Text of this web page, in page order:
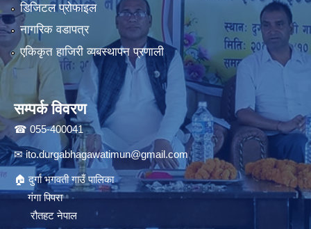
डिजिटल प्रोफाइल
नागरिक वडापत्र
एकिकृत हाजिरी व्यबस्थापन प्रणाली
सम्पर्क विवरण
☎ 055-400041
✉ito.durgabhagawatimun@gmail.com
🏠 दुर्गा भगवती गाउँ पालिका
गंगा पिपरा
रौतहट नेपाल